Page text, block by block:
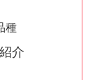
種
介